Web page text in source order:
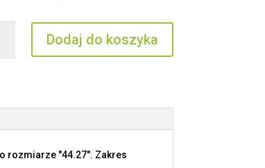
Dodaj do koszyka
rozmiarze "44.27". Zakres